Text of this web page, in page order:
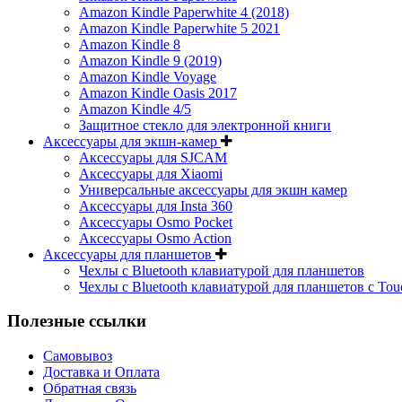
Amazon Kindle Paperwhite 4 (2018)
Amazon Kindle Paperwhite 5 2021
Amazon Kindle 8
Amazon Kindle 9 (2019)
Amazon Kindle Voyage
Amazon Kindle Oasis 2017
Amazon Kindle 4/5
Защитное стекло для электронной книги
Аксессуары для экшн-камер
Аксессуары для SJCAM
Аксессуары для Xiaomi
Универсальные аксессуары для экшн камер
Аксессуары для Insta 360
Аксессуары Osmo Pocket
Аксессуары Osmo Action
Аксессуары для планшетов
Чехлы с Bluetooth клавиатурой для планшетов
Чехлы с Bluetooth клавиатурой для планшетов с
Полезные ссылки
Самовывоз
Доставка и Оплата
Обратная связь